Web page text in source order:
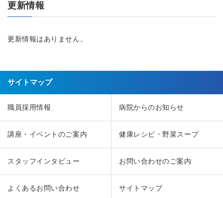
更新情報
更新情報はありません。
サイトマップ
職員採用情報 病院からのお知らせ
講座・イベントのご案内 健康レシピ・野菜スープ
スタッフインタビュー お問い合わせのご案内
よくあるお問い合わせ サイトマップ